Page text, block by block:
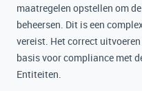
maatregelen opstellen om
beheersen. Dit is een
vereist. Het correct
basis voor compliance met
Entiteiten.